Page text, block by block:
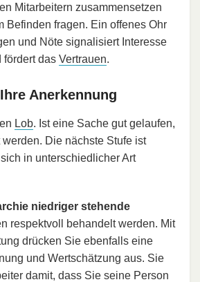
Mitarbeitern zusammensetzen
Befinden fragen. Ein offenes Ohr
und Nöte signalisiert Interesse
fördert das Vertrauen.
Anerkennung
Lob. Ist eine Sache gut gelaufen,
Die nächste Stufe ist
in unterschiedlicher Art
niedriger stehende
respektvoll behandelt werden. Mit
drücken Sie ebenfalls eine
und Wertschätzung aus. Sie
damit, dass Sie seine Person